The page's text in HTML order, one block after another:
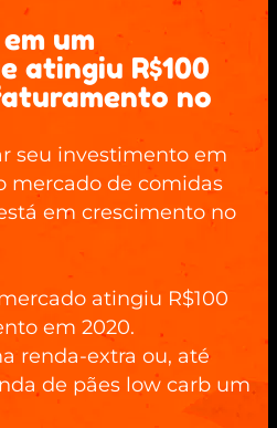
um
atingiu R$100
no
seu investimento em
mercado de comidas
em crescimento no
atingiu R$100
em 2020.
renda-extra ou, até
de pães low carb um